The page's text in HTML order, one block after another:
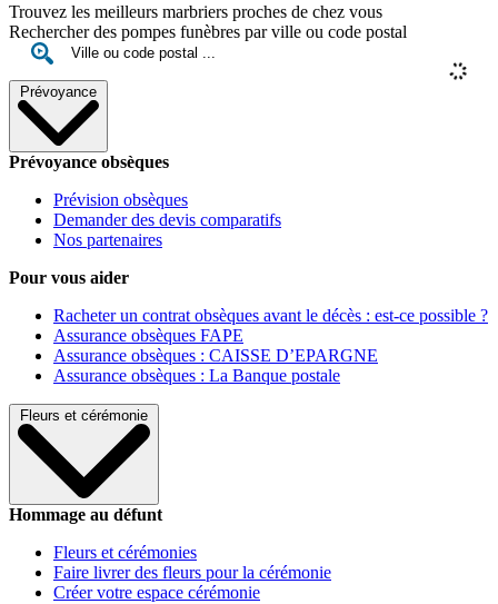
Trouvez les meilleurs marbriers proches de chez vous
Rechercher des pompes funèbres par ville ou code postal
Prévoyance
Prévoyance obsèques
Prévision obsèques
Demander des devis comparatifs
Nos partenaires
Pour vous aider
Racheter un contrat obsèques avant le décès : est-ce possible ?
Assurance obsèques FAPE
Assurance obsèques : CAISSE D’EPARGNE
Assurance obsèques : La Banque postale
Fleurs et cérémonie
Hommage au défunt
Fleurs et cérémonies
Faire livrer des fleurs pour la cérémonie
Créer votre espace cérémonie